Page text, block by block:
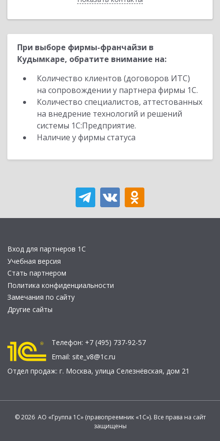
При выборе фирмы-франчайзи в
Кудымкаре, обратите внимание на:
Количество клиентов (договоров ИТС)
на сопровождении у партнера фирмы 1С.
Количество специалистов, аттестованных
на внедрение технологий и решений
системы 1С:Предприятие.
Наличие у фирмы статуса
Вход для партнеров 1С
Учебная версия
Стать партнером
Политика конфиденциальности
Замечания по сайту
Другие сайты
Телефон: +7 (495) 737-92-57
Email: site_v8@1c.ru
Отдел продаж: г. Москва, улица Селезнёвская, дом 21
© 2026 АО «Группа 1С» (правопреемник «1С»). Все права на сайт
защищены